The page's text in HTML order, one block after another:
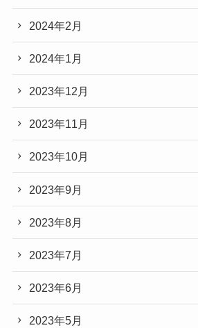
2024年2月
2024年1月
2023年12月
2023年11月
2023年10月
2023年9月
2023年8月
2023年7月
2023年6月
2023年5月